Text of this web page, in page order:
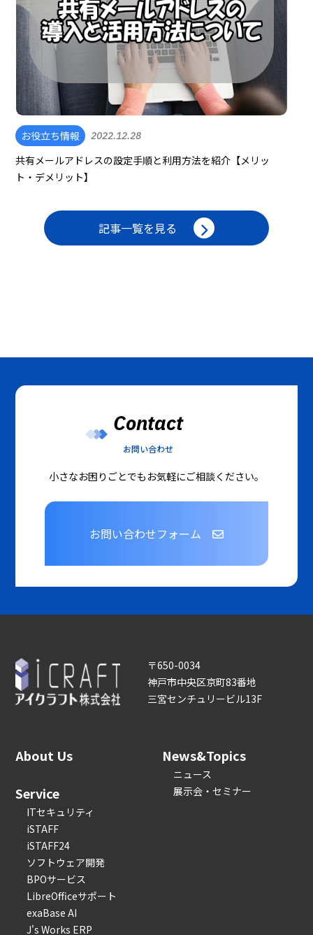
お役立ち情報 2022.12.28
共有メールアドレスの設定手順と利用方法を紹介【メリッ
ト・デメリット】
記事一覧を見る
Contact
お問い合わせ
小さなお困りごとでもお気軽にご相談ください。
お問い合わせフォーム
〒650-0034
神戸市中央区京町83番地
三宮センチュリービル13F
About Us
Service
ITセキュリティ
iSTAFF
iSTAFF24
ソフトウェア開発
BPOサービス
LibreOfficeサポート
exaBase AI
J's Works ERP
News&Topics
ニュース
展示会・セミナー